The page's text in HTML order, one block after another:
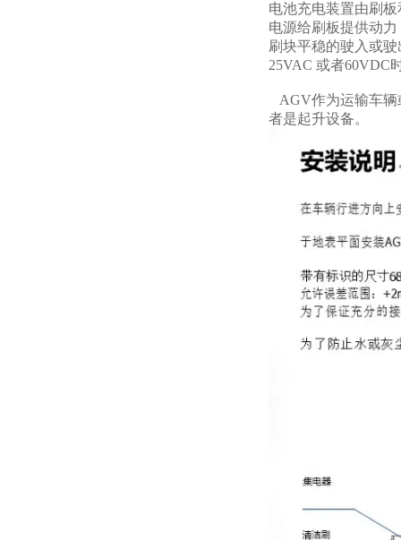
电池充电装置由刷
电源给刷板提供动
刷块平稳的驶入或
25VAC 或者60VDC
AGV作为运输车辆
者是起升设备。